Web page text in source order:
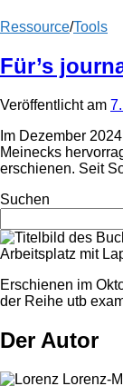
Ressource/Tools
Für’s
Veröffentlichtam
Im Dezember
Meinecks
erschienen. Seit
Suchen
Erschienen im
der Reihe utb
Der Autor